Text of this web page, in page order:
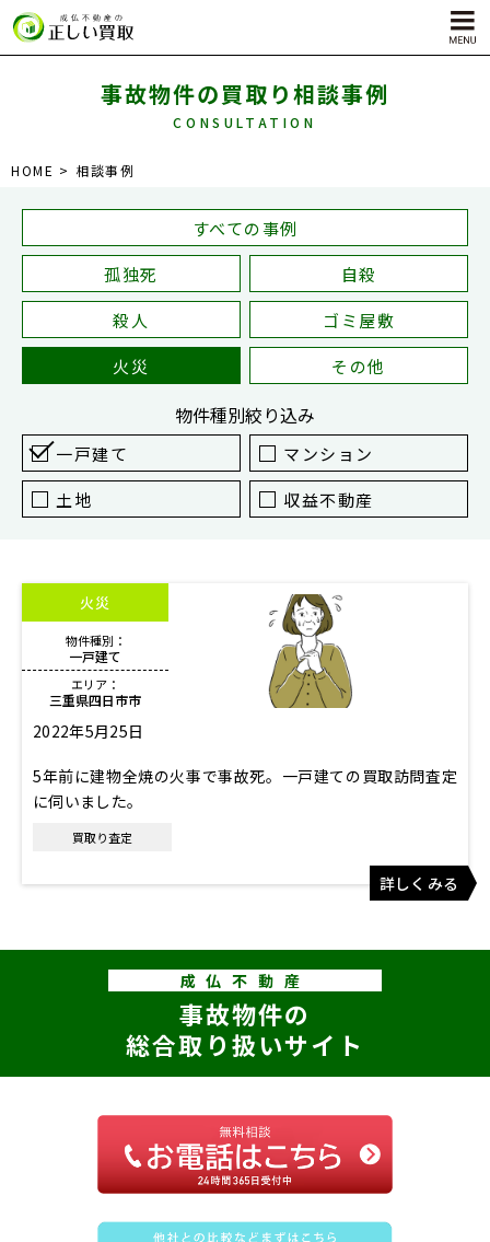
サービス内容
自殺物件買取
殺人物件買取
ゴミ屋敷物件買取
対応エリア
福岡
事故物件の買取り相談事例
CONSULTATION
HOME 相談事例
すべての事例
孤独死
自殺
殺人
ゴミ屋敷
火災
その他
物件種別絞り込み
一戸建て
マンション
土地
収益不動産
火災
物件種別：
一戸建て
エリア：
三重県四日市市
2022年5月25日
5年前に建物全焼の火事で事故死。一戸建ての買取訪問査定
に伺いました。
買取り査定
詳しくみる
成仏不動産
事故物件の
総合取り扱いサイト